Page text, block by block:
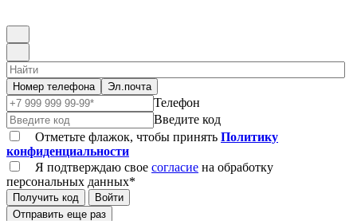
Номер телефона Эл.почта
Телефон
Введите код
Отметьте флажок, чтобы принять Политику
конфиденциальности
Я подтверждаю свое согласие на обработку
персональных данных*
Получить код
Войти
Отправить еще раз